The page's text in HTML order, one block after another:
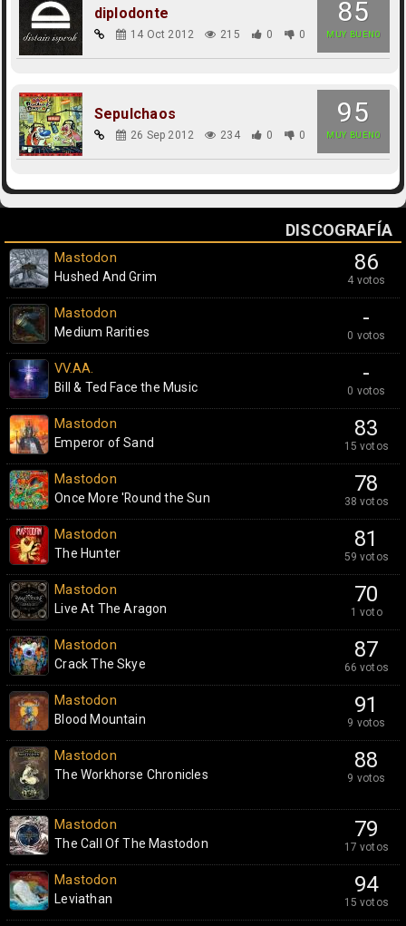
85
MUY BUENO
diplodonte
14 Oct 2012 215 0 0
95
MUY BUENO
Sepulchaos
26 Sep 2012 234 0 0
DISCOGRAFÍA
86
4 votos
Mastodon
Hushed And Grim
-
0 votos
Mastodon
Medium Rarities
-
0 votos
VV.AA.
Bill & Ted Face the Music
83
15 votos
Mastodon
Emperor of Sand
78
38 votos
Mastodon
Once More 'Round the Sun
81
59 votos
Mastodon
The Hunter
70
1 voto
Mastodon
Live At The Aragon
87
66 votos
Mastodon
Crack The Skye
91
9 votos
Mastodon
Blood Mountain
88
9 votos
Mastodon
The Workhorse Chronicles
79
17 votos
Mastodon
The Call Of The Mastodon
94
15 votos
Mastodon
Leviathan